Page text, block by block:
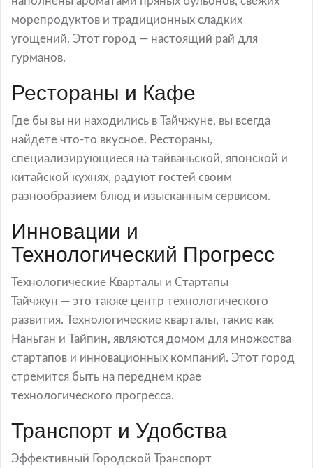
морепродуктов и традиционных сладких
угощений. Этот город — настоящий рай для
гурманов.
Рестораны и Кафе
Где бы вы ни находились в Тайчжуне, вы всегда
найдете что-то вкусное. Рестораны,
специализирующиеся на тайваньской, японской и
китайской кухнях, радуют гостей своим
разнообразием блюд и изысканным сервисом.
Инновации и
Технологический Прогресс
Технологические Кварталы и Стартапы
Тайчжун — это также центр технологического
развития. Технологические кварталы, такие как
Наньган и Тайпин, являются домом для множества
стартапов и инновационных компаний. Этот город
стремится быть на переднем крае
технологического прогресса.
Транспорт и Удобства
Эффективный Городской Транспорт